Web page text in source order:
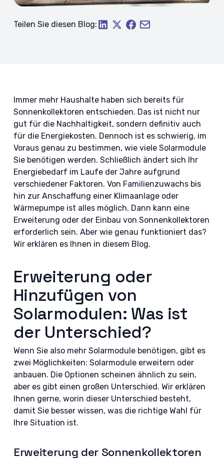
Teilen Sie diesen Blog:
Immer mehr Haushalte haben sich bereits für
Sonnenkollektoren entschieden. Das ist nicht nur
gut für die Nachhaltigkeit, sondern definitiv auch
für die Energiekosten. Dennoch ist es schwierig, im
Voraus genau zu bestimmen, wie viele Solarmodule
Sie benötigen werden. Schließlich ändert sich Ihr
Energiebedarf im Laufe der Jahre aufgrund
verschiedener Faktoren. Von Familienzuwachs bis
hin zur Anschaffung einer Klimaanlage oder
Wärmepumpe ist alles möglich. Dann kann eine
Erweiterung oder der Einbau von Sonnenkollektoren
erforderlich sein. Aber wie genau funktioniert das?
Wir erklären es Ihnen in diesem Blog.
Erweiterung oder
Hinzufügen von
Solarmodulen: Was ist
der Unterschied?
Wenn Sie also mehr Solarmodule benötigen, gibt es
zwei Möglichkeiten: Solarmodule erweitern oder
anbauen. Die Optionen scheinen ähnlich zu sein,
aber es gibt einen großen Unterschied. Wir erklären
Ihnen gerne, worin dieser Unterschied besteht,
damit Sie besser wissen, was die richtige Wahl für
Ihre Situation ist.
Erweiterung der Sonnenkollektoren